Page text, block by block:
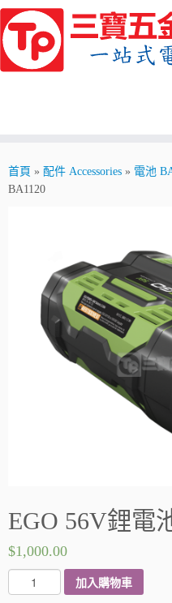
Skip
to
content
首頁 » 配件 Accessories » 電池
BA1120
EGO 56V鋰電
$1,000.00
G
加入購物車